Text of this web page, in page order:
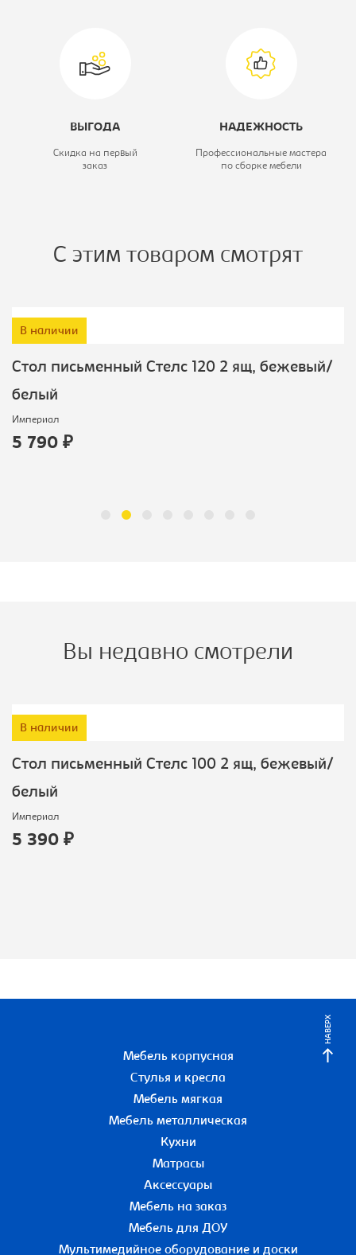
ВЫГОДА
Скидка на первый
заказ
НАДЕЖНОСТЬ
Профессиональные мастера
по сборке мебели
С этим товаром смотрят
В наличии
Cтол письменный Стелс 120 2 ящ, бежевый/
белый
Империал
5 790 ₽
Вы недавно смотрели
В наличии
Cтол письменный Стелс 100 2 ящ, бежевый/
белый
Империал
5 390 ₽
НАВЕРХ
Мебель корпусная
Стулья и кресла
Мебель мягкая
Мебель металлическая
Кухни
Матрасы
Аксессуары
Мебель на заказ
Мебель для ДОУ
Мультимедийное оборудование и доски